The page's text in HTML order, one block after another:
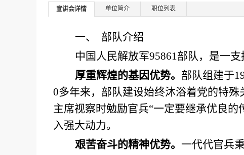
宣讲会详情 单位简介 职位列表
一、
部队介绍
中国人民解放军95861部队，是一支
厚重辉煌的基因优势。 部队组建于
0多年来，部队建设始终沐浴着党的特
主席视察时勉励官兵“一定要继承优良
入强大动力。
艰苦奋斗的精神优势。 一代代官兵